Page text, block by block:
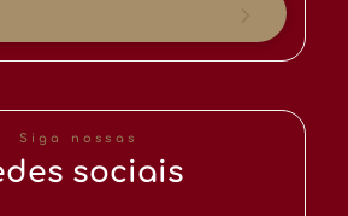
Siga nossas
sociais